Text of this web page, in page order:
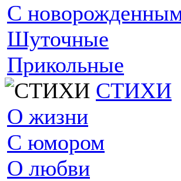
С
Шуточные
Прикольные
СТИХИ
О жизни
С юмором
О любви